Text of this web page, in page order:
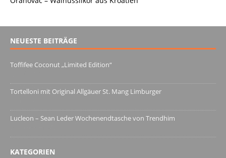
NEUESTE BEITRÄGE
Toffifee Coconut „Limited Edition“
Tortelloni mit Original Allgäuer St. Mang Limburger
Lucleon – Sean Leder Wochenendtasche von Trendhim
KATEGORIEN